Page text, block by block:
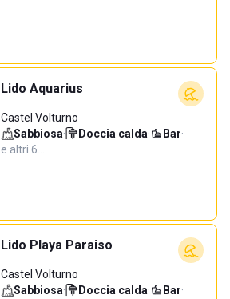
Lido Aquarius
Castel Volturno
Sabbiosa· Doccia calda· Bar·
e altri 6…
Lido Playa Paraiso
Castel Volturno
Sabbiosa· Doccia calda· Bar·